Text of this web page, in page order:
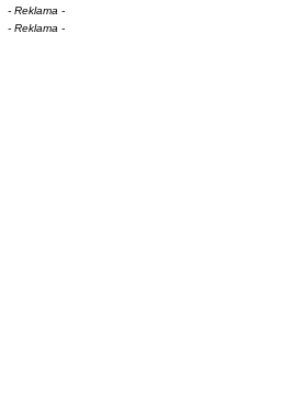
- Reklama -
- Reklama -